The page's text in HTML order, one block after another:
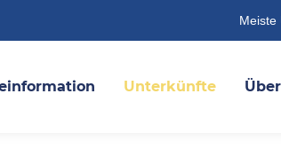
Meiste
Unterkünfte